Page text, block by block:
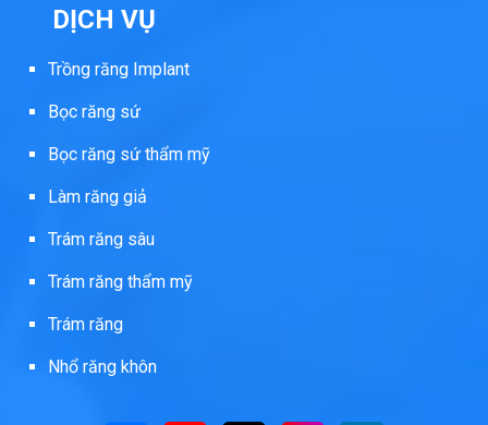
DỊCH VỤ
Trồng răng Implant
Bọc răng sứ
Bọc răng sứ thẩm mỹ
Làm răng giả
Trám răng sâu
Trám răng thẩm mỹ
Trám răng
Nhổ răng khôn